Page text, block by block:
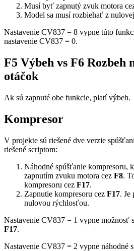
Musí byť zapnutý zvuk motora
Model sa musí rozbiehať z
Nastavenie CV837 = 8 vypne túto
nastavenie CV837 = 0.
F5 Výbeh vs F6 Rozbeh
otáčok
Ak sú zapnuté obe funkcie, platí výbeh.
Kompresor
V projekte sú riešené dve verzie
riešené scriptom:
Náhodné spúšťanie kompresoru,
zapnutím zvuku motora cez F8.
kompresoru cez F17.
Zapnutie kompresoru cez F17. Je
nulovou rýchlosťou.
Nastavenie CV837 = 1 vypne možnosť
F17.
Nastavenie CV837 = 2 vypne náhodné